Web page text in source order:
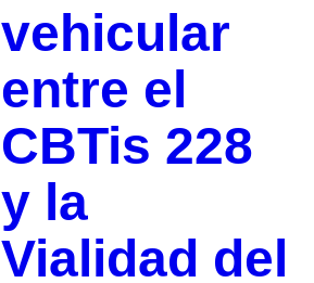
vehicular
entre el
CBTis 228
y la
Vialidad del